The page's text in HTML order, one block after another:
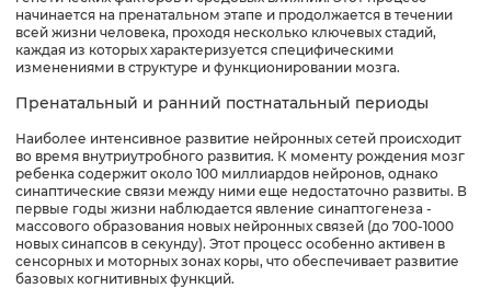
начинается на пренатальном этапе и продолжается в течении
всей жизни человека, проходя несколько ключевых стадий,
каждая из которых характеризуется специфическими
изменениями в структуре и функционировании мозга.
Пренатальный и ранний постнатальный периоды
Наиболее интенсивное развитие нейронных сетей происходит
во время внутриутробного развития. К моменту рождения мозг
ребенка содержит около 100 миллиардов нейронов, однако
синаптические связи между ними еще недостаточно развиты. В
первые годы жизни наблюдается явление синаптогенеза -
массового образования новых нейронных связей (до 700-1000
новых синапсов в секунду). Этот процесс особенно активен в
сенсорных и моторных зонах коры, что обеспечивает развитие
базовых когнитивных функций.